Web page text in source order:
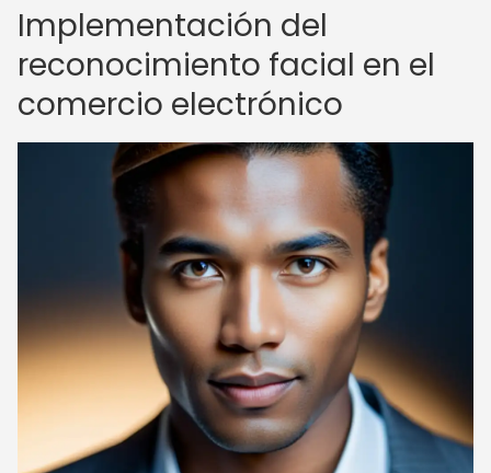
Implementación del
reconocimiento facial en el
comercio electrónico